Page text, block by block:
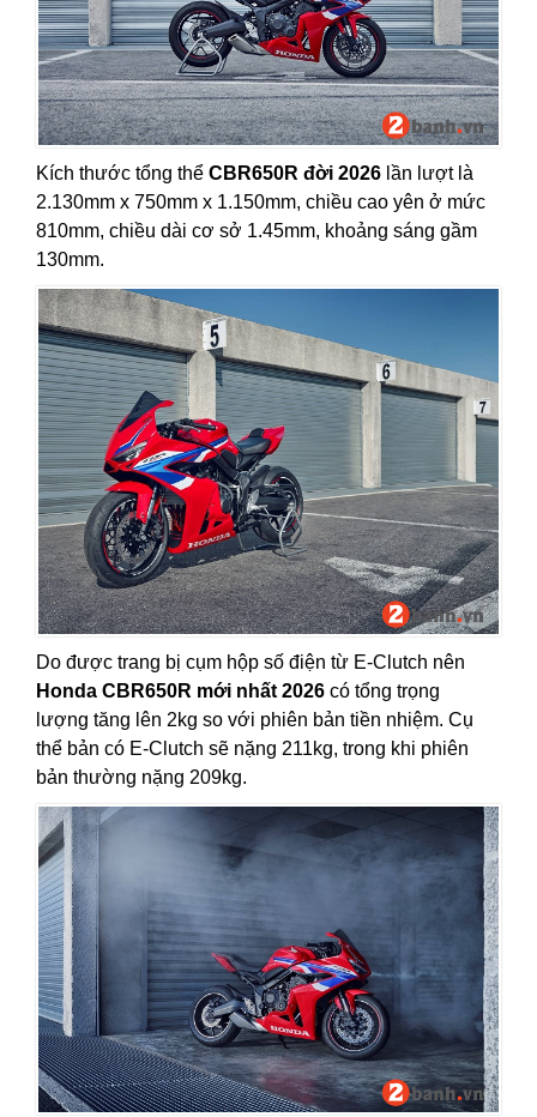
Kích thước tổng thể CBR650R đời 2026 lần lượt là
2.130mm x 750mm x 1.150mm, chiều cao yên ở mức
810mm, chiều dài cơ sở 1.45mm, khoảng sáng gầm
130mm.
Do được trang bị cụm hộp số điện từ E-Clutch nên
Honda CBR650R mới nhất 2026 có tổng trọng
lượng tăng lên 2kg so với phiên bản tiền nhiệm. Cụ
thể bản có E-Clutch sẽ nặng 211kg, trong khi phiên
bản thường nặng 209kg.